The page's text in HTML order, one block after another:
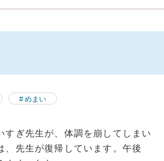
めまい
すぎ先生が、体調を崩してしまい
、先生が復帰しています。午後